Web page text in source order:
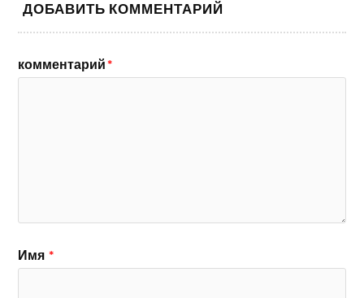
ДОБАВИТЬ КОММЕНТАРИЙ
комментарий*
Имя *